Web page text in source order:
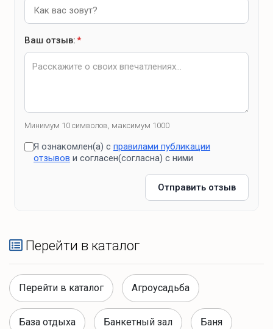
Ваш отзыв:*
Минимум 10 символов, максимум 1000
Я ознакомлен(а) с правилами публикации
отзывов и согласен(согласна) с ними
Отправить отзыв
Перейти в каталог
Перейти в каталог Агроусадьба
База отдыха Банкетный зал Баня